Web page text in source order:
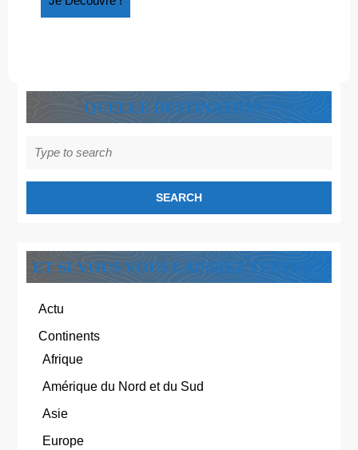
Découvre
QUELLE DESTINATION ?
for:
ET SI VOUS VOUS LAISSIEZ TENTER ?
Actu
Continents
Afrique
Amérique du Nord et du Sud
Asie
Europe